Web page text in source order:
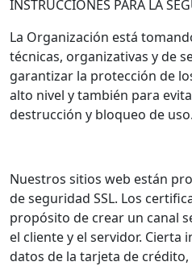
INSTRUCCIONES PARA LA
La Organización está
técnicas, organizativas y de
garantizar la protección de
alto nivel y también para
destrucción y bloqueo de uso.
Nuestros sitios web están
de seguridad SSL. Los
propósito de crear un canal
el cliente y el servidor. Cierta
datos de la tarjeta de